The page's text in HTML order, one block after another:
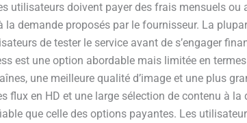
utilisateurs doivent payer des frais mensuels
la demande proposés par le fournisseur. La
de tester le service avant de s’engager
est une option abordable mais limitée en
une meilleure qualité d’image et une plus
flux en HD et une large sélection de contenu à
que celle des options payantes. Les